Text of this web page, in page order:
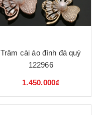
Trâm cài áo đính đá quý
122966
1.450.000₫